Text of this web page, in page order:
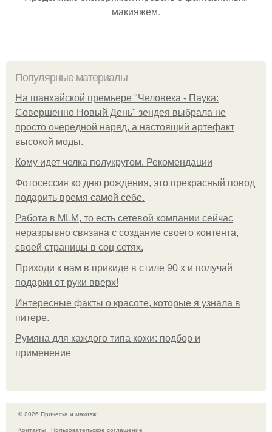
макияжем.
Популярные материалы
На шанхайской премьере "Человека - Паука:
Совершенно Новый День" зендея выбрала не
просто очередной наряд, а настоящий артефакт
высокой моды.
Кому идет челка полукругом. Рекомендации
Фотосессия ко дню рождения, это прекрасный повод
подарить время самой себе.
Работа в MLM, то есть сетевой компании сейчас
неразрывно связана с создание своего контента,
своей страницы в соц сетях.
Приходи к нам в прикиде в стиле 90 х и получай
подарки от руки вверх!
Интересные факты о красоте, которые я узнала в
питере.
Румяна для каждого типа кожи: подбор и
применение
© 2026 Прическа и макияж
Контакты
Пользовательское соглашение